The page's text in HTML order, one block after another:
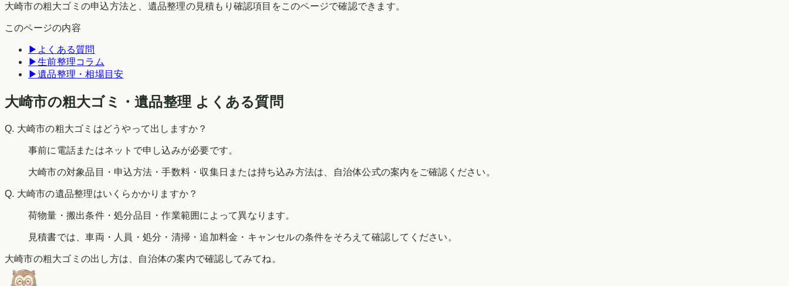
大崎市の粗大ゴミの申込方法と、遺品整理の見積もり確認項目をこのページで確認できます。
このページの内容
▶ よくある質問
▶生前整理コラム
▶遺品整理・相場目安
大崎市の粗大ゴミ・遺品整理 よくある質問
Q. 大崎市の粗大ゴミはどうやって出しますか？
事前に電話またはネットで申し込みが必要です。
大崎市の対象品目・申込方法・手数料・収集日または持ち込み方法は、自治体公式の案内をご確認ください。
Q. 大崎市の遺品整理はいくらかかりますか？
荷物量・搬出条件・処分品目・作業範囲によって異なります。
見積書では、車両・人員・処分・清掃・追加料金・キャンセルの条件をそろえて確認してください。
大崎市の粗大ゴミの出し方は、自治体の案内で確認してみてね。